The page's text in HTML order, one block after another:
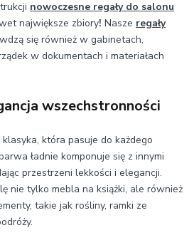
nowoczesne regały do salonu
największe zbiory! Nasze regały
się również w gabinetach,
w dokumentach i materiałach
wszechstronności
która pasuje do każdego
ładnie komponuje się z innymi
przestrzeni lekkości i elegancji.
nie tylko mebla na książki, ale również
takie jak rośliny, ramki ze